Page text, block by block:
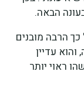
הבאה.
הרבה מובנים
עדיין
ראוי יותר